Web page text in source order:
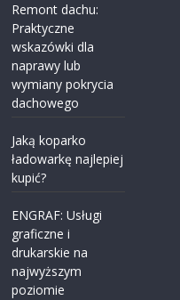
Remont dachu:
Praktyczne
wskazówki dla
naprawy lub
wymiany pokrycia
dachowego
Jaką koparko
ładowarkę najlepiej
kupić?
ENGRAF: Usługi
graficzne i
drukarskie na
najwyższym
poziomie